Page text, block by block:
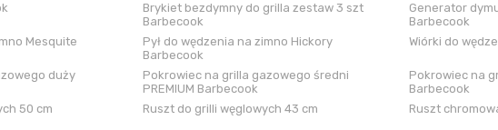
Brykiet bezdymny do grilla zestaw 3 szt
Barbecook
Generator
Barbecook
Mesquite
Pył do wędzenia na zimno Hickory
Barbecook
Wiórki do
duży
Pokrowiec na grilla gazowego średni
PREMIUM Barbecook
Pokrowiec na
Barbecook
50 cm Ruszt do grilli węglowych 43 cm
Ruszt